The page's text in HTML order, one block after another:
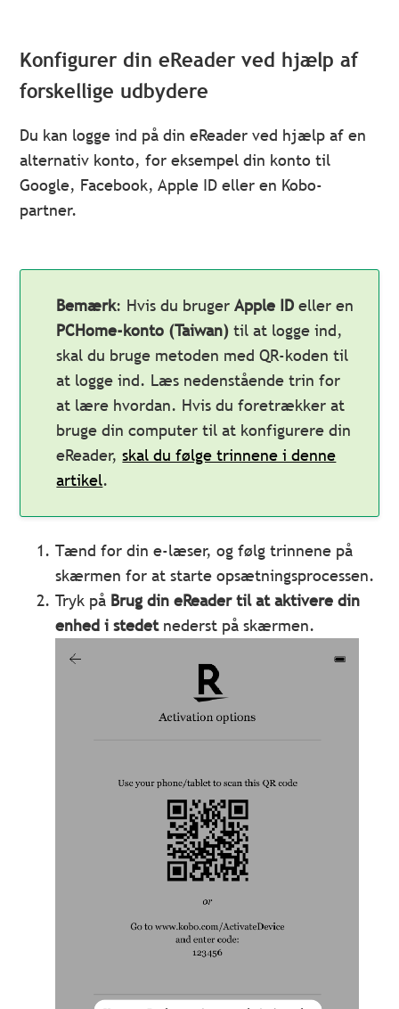
Konfigurer din eReader ved hjælp af
forskellige udbydere
Du kan logge ind på din eReader ved hjælp af en
alternativ konto, for eksempel din konto til
Google, Facebook, Apple ID eller en Kobo-
partner.
Bemærk: Hvis du brugerApple ID eller en
PCHome-konto (Taiwan) til at logge ind,
skal du bruge metoden med QR-koden til
at logge ind. Læs nedenstående trin for
at lære hvordan. Hvis du foretrækker at
bruge din computer til at konfigurere din
eReader,skal du følge trinnene i denne
artikel.
Tænd for din e-læser, og følg trinnene på
skærmen for at starte opsætningsprocessen.
Tryk på Brug din eReader til at aktivere din
enhed i stedetnederst på skærmen.